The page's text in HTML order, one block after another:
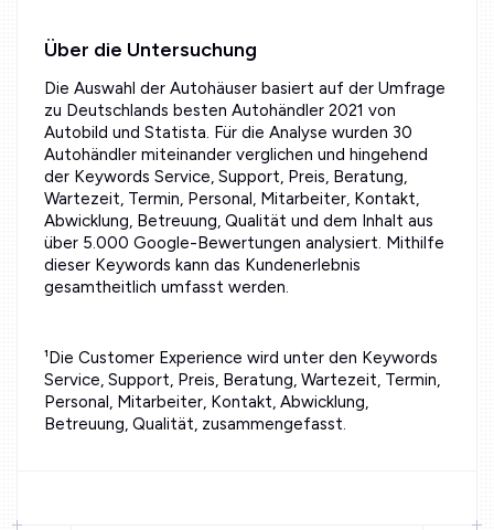
Über die Untersuchung
Die Auswahl der Autohäuser basiert auf der Umfrage
zu Deutschlands besten Autohändler 2021 von
Autobild und Statista. Für die Analyse wurden 30
Autohändler miteinander verglichen und hingehend
der Keywords Service, Support, Preis, Beratung,
Wartezeit, Termin, Personal, Mitarbeiter, Kontakt,
Abwicklung, Betreuung, Qualität und dem Inhalt aus
über 5.000 Google-Bewertungen analysiert. Mithilfe
dieser Keywords kann das Kundenerlebnis
gesamtheitlich umfasst werden.
¹Die Customer Experience wird unter den Keywords
Service, Support, Preis, Beratung, Wartezeit, Termin,
Personal, Mitarbeiter, Kontakt, Abwicklung,
Betreuung, Qualität, zusammengefasst.